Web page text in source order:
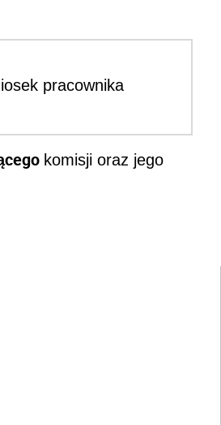
pracownika
komisji oraz jego